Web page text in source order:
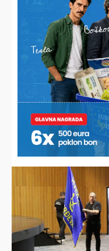
godišnjak
VESELO U MOLVAMA
Pečeni vol nestao!